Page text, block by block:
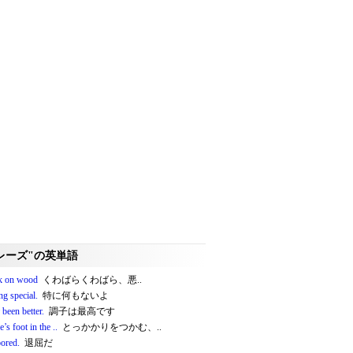
ーズ"の英単語
on wood くわばらくわばら、悪..
special. 特に何もないよ
better. 調子は最高です
foot in the .. とっかかりをつかむ、..
退屈だ